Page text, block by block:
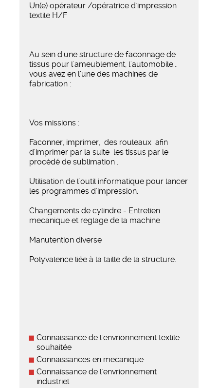
Un(e) opérateur /opératrice d'impression
textile H/F
Au sein d'une structure de faconnage de
tissus pour l'ameublement, l'automobile...
vous avez en l'une des machines de
fabrication :
Vos missions :
Faconner, imprimer, des rouleaux afin
d'imprimer par la suite les tissus par le
procédé de sublimation .
Utilisation de l'outil informatique pour lancer
les programmes d'impression.
Changements de cylindre - Entretien
mecanique et reglage de la machine
Manutention diverse
Polyvalence liée à la taille de la structure.
Connaissance de l'envrionnement textile
souhaitée
Connaissances en mecanique
Connaissance de l'envrionnement
industriel